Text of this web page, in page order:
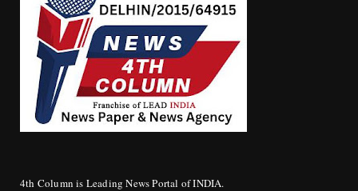
4th Column is Leading News Portal of INDIA.